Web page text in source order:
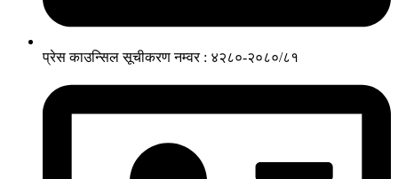
प्रेस काउन्सिल सूचीकरण नम्वर : ४२८०-२०८०/८१